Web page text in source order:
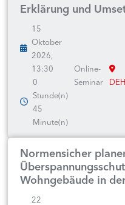
Erklärung und
15
Oktober
2026,
13:30
0
Stunde(n)
45
Minute(n)
Online-
Seminar
Normensicher
Wohngebäude in
22